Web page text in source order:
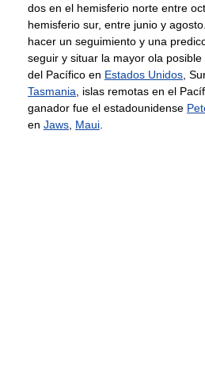
dos en el hemisferio norte entre
hemisferio sur, entre junio y
hacer un seguimiento y una
seguir y situar la mayor ola
del Pacífico en Estados Unidos ,
Tasmania , islas remotas en el
ganador fue el estadounidense
en Jaws Maui